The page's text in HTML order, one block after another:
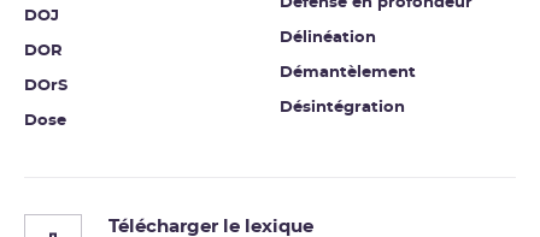
DOJ
DOR
DOrS
Dose
Défense en profondeur
Délinéation
Démantèlement
Désintégration
Télécharger le lexique